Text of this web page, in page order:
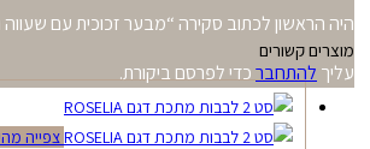
היה הראשון לכתוב סקירה “מבער זכוכית עם שעווה
עליך להתחברכדי לפרסם ביקורת.
מוצרים קשורים
צפייה